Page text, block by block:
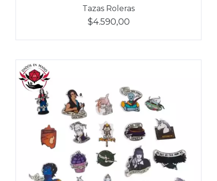
Tazas Roleras
$4.590,00